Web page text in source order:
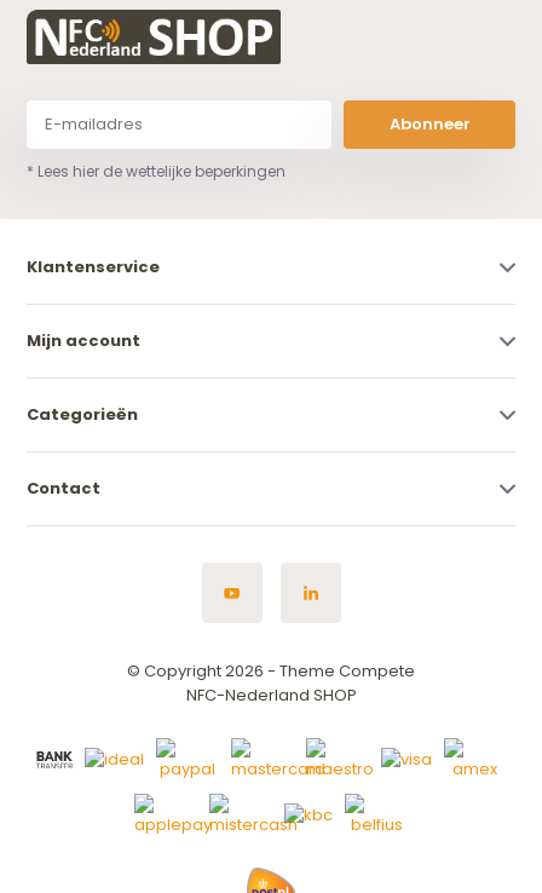
Abonneer
* Lees hier de wettelijke beperkingen
Klantenservice
Mijn account
Categorieën
Contact
© Copyright 2026 - Theme Compete
NFC-Nederland SHOP